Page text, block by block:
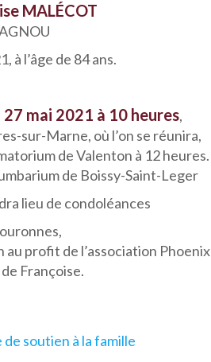
MALÉCOT
à l’âge de 84 ans.
27 mai 2021 à 10 heures,
sur-Marne, où l’on se réunira,
de Valenton à 12 heures.
de Boissy-Saint-Leger
lieu de condoléances
profit de l’association Phoenix
Françoise.
de soutien à la famille